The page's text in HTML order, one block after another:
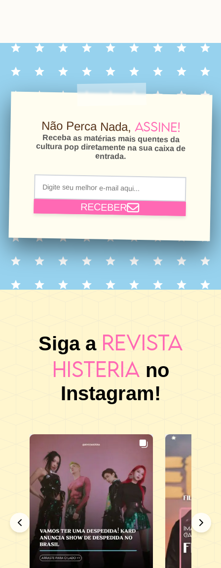
Não Perca Nada, Assine!
Receba as matérias mais quentes da
cultura pop diretamente na sua caixa de
entrada.
RECEBER
Siga a Revista
Histeria no
Instagram!